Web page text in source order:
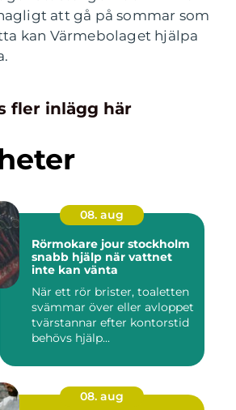
att gå på sommar som
kan Värmebolaget hjälpa
fler inlägg här
08. aug
Rörmokare jour stockholm
snabb hjälp när vattnet
inte kan vänta
När ett rör brister, toaletten
svämmar över eller avloppet
tvärstannar efter kontorstid
behövs hjälp...
08. aug